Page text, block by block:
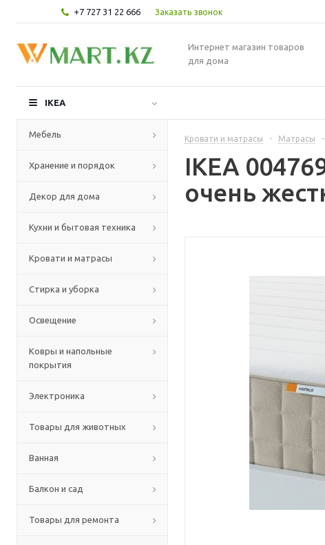
+7 727 31 22 666 Заказать звонок
Интернет магазин товаров
для дома
IKEA
Мебель
Хранение и порядок
Декор для дома
Кухни и бытовая техника
Кровати и матрасы
Стирка и уборка
Освещение
Ковры и напольные
покрытия
Электроника
Товары для животных
Ванная
Балкон и сад
Товары для ремонта
Кровати и матрасы - Матрасы -
IKEA
очень